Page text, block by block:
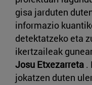
gisa jarduten
informazio
detektatzeko eta
ikertzaileak
Josu Etxezarreta .
jokatzen duten